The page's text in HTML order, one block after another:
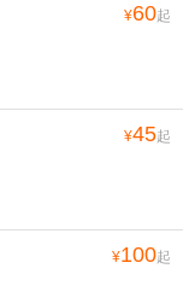
¥60起
¥45起
¥100起